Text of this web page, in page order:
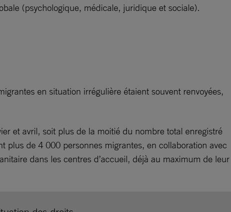
(psychologique, médicale, juridique et sociale).
en situation irrégulière étaient souvent renvoyées,
et avril, soit plus de la moitié du nombre total enregistré
plus de 4 000 personnes migrantes, en collaboration avec
dans les centres d’accueil, déjà au maximum de leur